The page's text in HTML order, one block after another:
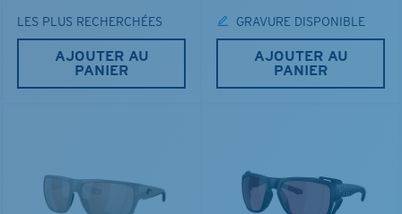
LES PLUS RECHERCHÉES
AJOUTER AU
PANIER
GRAVURE DISPONIBLE
AJOUTER AU
PANIER